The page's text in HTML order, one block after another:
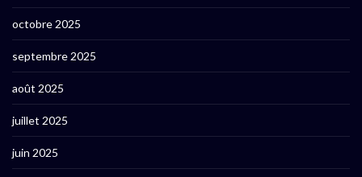
octobre 2025
septembre 2025
août 2025
juillet 2025
juin 2025